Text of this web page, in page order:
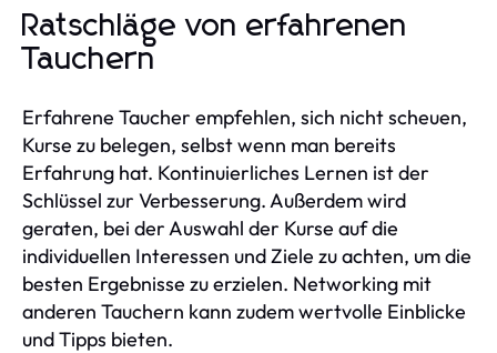
Ratschläge von erfahrenen
Tauchern
Erfahrene Taucher empfehlen, sich nicht scheuen,
Kurse zu belegen, selbst wenn man bereits
Erfahrung hat. Kontinuierliches Lernen ist der
Schlüssel zur Verbesserung. Außerdem wird
geraten, bei der Auswahl der Kurse auf die
individuellen Interessen und Ziele zu achten, um die
besten Ergebnisse zu erzielen. Networking mit
anderen Tauchern kann zudem wertvolle Einblicke
und Tipps bieten.